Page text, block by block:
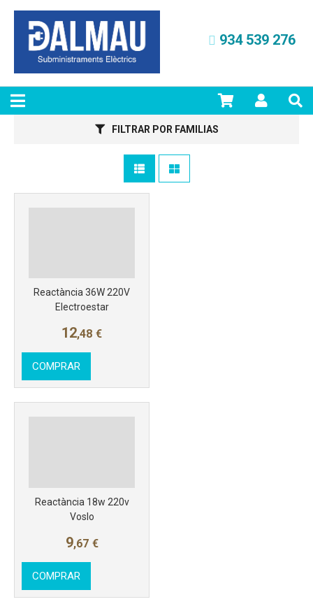
934 539 276
FILTRAR POR FAMILIAS
Reactància 36W 220V
Electroestar
12,48 €
COMPRAR
Reactància 18w 220v
Voslo
9,67 €
COMPRAR